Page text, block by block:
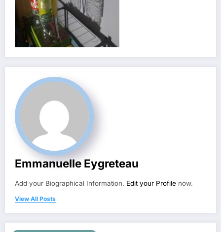
Emmanuelle Eygreteau
Add your Biographical Information. Edit your Profile now.
View All Posts